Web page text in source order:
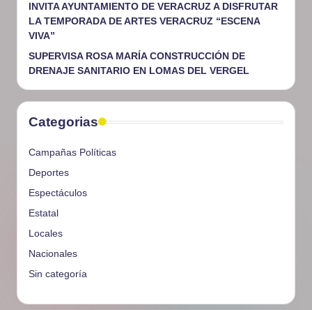
INVITA AYUNTAMIENTO DE VERACRUZ A DISFRUTAR
LA TEMPORADA DE ARTES VERACRUZ “ESCENA
VIVA”
SUPERVISA ROSA MARÍA CONSTRUCCIÓN DE
DRENAJE SANITARIO EN LOMAS DEL VERGEL
Categorias
Campañas Políticas
Deportes
Espectáculos
Estatal
Locales
Nacionales
Sin categoría